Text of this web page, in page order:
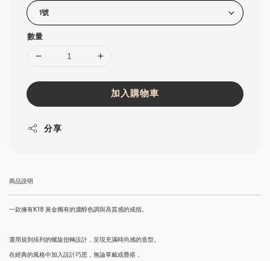
數量
加入購物車
分享
商品說明
一款擁有K18 黃金獨有的濃醇色調與高質感的戒指。
運用規則排列的螺旋扭轉設計，呈現充滿時尚感的造型。
在經典的風格中加入設計巧思，無論單戴或疊搭，